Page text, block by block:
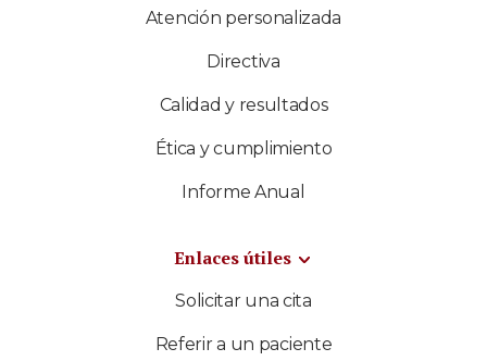
Atención personalizada
Directiva
Calidad y resultados
Ética y cumplimiento
Informe Anual
Enlaces útiles
Solicitar una cita
Referir a un paciente